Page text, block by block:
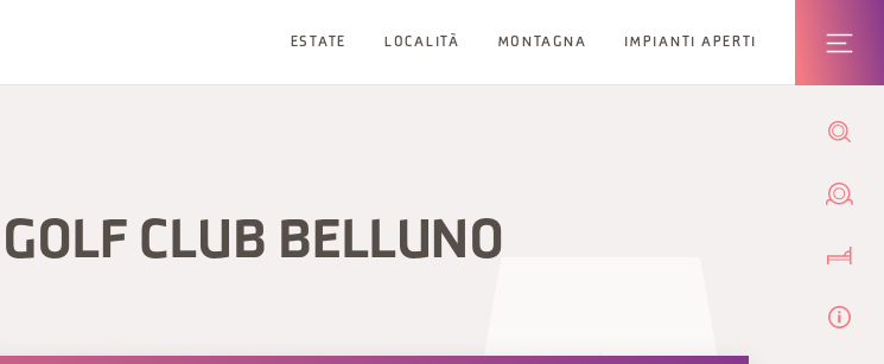
ESTATE LOCALITÀ MONTAGNA IMPIANTI APERTI
CLUB BELLUNO